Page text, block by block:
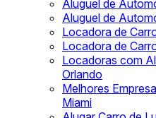
Aluguel de
Aluguel de
Locadora de
Locadora de
Locadoras com
Orlando
Melhores
Miami